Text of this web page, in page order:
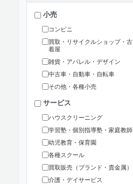
小売
コンビニ
買取・リサイクルショップ・古
着屋
雑貨・アパレル・デザイン
中古車・自動車・自転車
その他・各種小売
サービス
ハウスクリーニング
学習塾・個別指導塾・家庭教師
幼児教育・保育園
各種スクール
買取販売（ブランド・貴金属）
介護・デイサービス